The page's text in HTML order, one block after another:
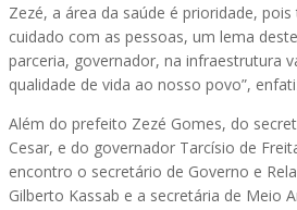
Zezé, a área da saúde é prioridade,
cuidado com as pessoas, um lema
parceria, governador, na infraestrutura
qualidade de vida ao nosso povo”,
Além do prefeito Zezé Gomes, do
Cesar, e do governador Tarcísio de
encontro o secretário de Governo e
Gilberto Kassab e a secretária de Meio